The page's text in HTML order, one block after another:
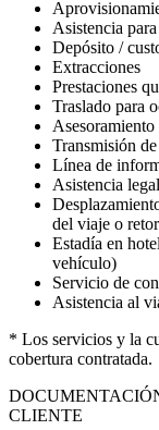
Asistencia
Depósito /
Extracciones
Prestaciones
Traslado para
Asesoramiento
Transmisión
Línea de
Asistencia
del viaje o
Estadía en
vehículo)
Servicio de
Asistencia al
* Los servicios y la
cobertura contratada.
CLIENTE